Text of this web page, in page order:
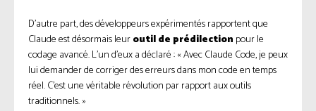
D’autre part, des développeurs expérimentés rapportent que
Claude est désormais leuroutil de prédilection pour le
codage avancé. L’un d’eux a déclaré : « Avec Claude Code, je peux
lui demander de corriger des erreurs dans mon code en temps
réel. C’est une véritable révolution par rapport aux outils
traditionnels. »